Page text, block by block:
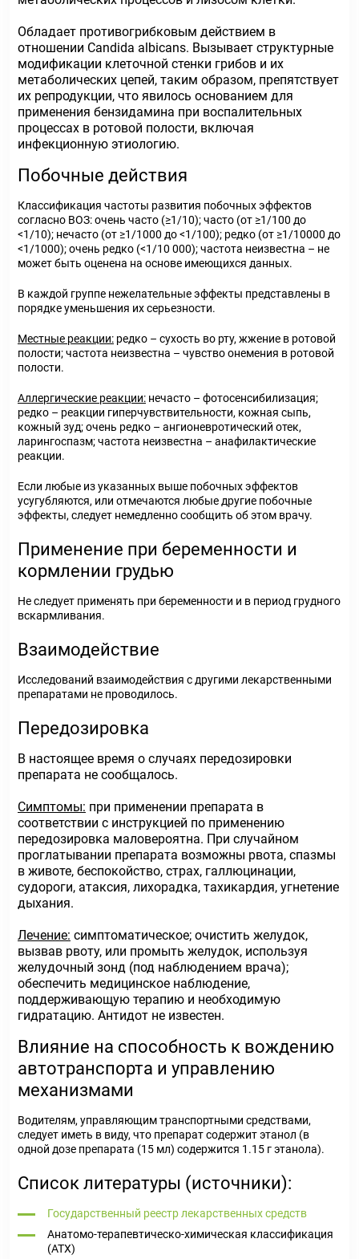
Обладает противогрибковым действием в
отношении Candida albicans. Вызывает структурные
модификации клеточной стенки грибов и их
метаболических цепей, таким образом, препятствует
их репродукции, что явилось основанием для
применения бензидамина при воспалительных
процессах в ротовой полости, включая
инфекционную этиологию.
Побочные действия
Классификация частоты развития побочных эффектов
согласно ВОЗ: очень часто (≥1/10); часто (от ≥1/100 до
<1/10); нечасто (от ≥1/1000 до <1/100); редко (от ≥1/10000 до
<1/1000); очень редко (<1/10 000); частота неизвестна – не
может быть оценена на основе имеющихся данных.
В каждой группе нежелательные эффекты представлены в
порядке уменьшения их серьезности.
Местные реакции: редко – сухость во рту, жжение в ротовой
полости; частота неизвестна – чувство онемения в ротовой
полости.
Аллергические реакции: нечасто – фотосенсибилизация;
редко – реакции гиперчувствительности, кожная сыпь,
кожный зуд; очень редко – ангионевротический отек,
ларингоспазм; частота неизвестна – анафилактические
реакции.
Если любые из указанных выше побочных эффектов
усугубляются, или отмечаются любые другие побочные
эффекты, следует немедленно сообщить об этом врачу.
Применение при беременности и
кормлении грудью
Не следует применять при беременности и в период грудного
вскармливания.
Взаимодействие
Исследований взаимодействия с другими лекарственными
препаратами не проводилось.
Передозировка
В настоящее время о случаях передозировки
препарата не сообщалось.
Симптомы: при применении препарата в
соответствии с инструкцией по применению
передозировка маловероятна. При случайном
проглатывании препарата возможны рвота, спазмы
в животе, беспокойство, страх, галлюцинации,
судороги, атаксия, лихорадка, тахикардия, угнетение
дыхания.
Лечение: симптоматическое; очистить желудок,
вызвав рвоту, или промыть желудок, используя
желудочный зонд (под наблюдением врача);
обеспечить медицинское наблюдение,
поддерживающую терапию и необходимую
гидратацию. Антидот не известен.
Влияние на способность к вождению
автотранспорта и управлению
механизмами
Водителям, управляющим транспортными средствами,
следует иметь в виду, что препарат содержит этанол (в
одной дозе препарата (15 мл) содержится 1.15 г этанола).
Список литературы (источники):
Государственный реестр лекарственных средств
Анатомо-терапевтическо-химическая классификация
(ATX)